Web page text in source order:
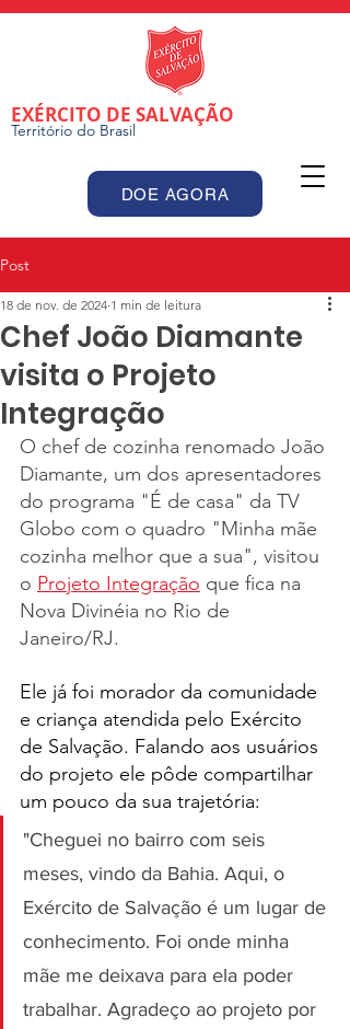
DOE AGORA
EXÉRCITO DE SALVAÇÃO
Território do Brasil
Post
Chef João Diamante
visita o Projeto
Integração
18 de nov. de 2024 1 min de leitura
O chef de cozinha renomado João
Diamante, um dos apresentadores
do programa "É de casa" da TV
Globo com o quadro "Minha mãe
cozinha melhor que a sua", visitou
o Projeto Integração que fica na
Nova Divinéia no Rio de
Janeiro/RJ.
Ele já foi morador da comunidade
e criança atendida pelo Exército
de Salvação. Falando aos usuários
do projeto ele pôde compartilhar
um pouco da sua trajetória:
"Cheguei no bairro com seis
meses, vindo da Bahia. Aqui, o
Exército de Salvação é um lugar de
conhecimento. Foi onde minha
mãe me deixava para ela poder
trabalhar. Agradeço ao projeto por